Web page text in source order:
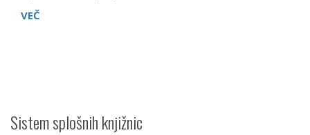
VEČ
Sistem splošnih knjižnic